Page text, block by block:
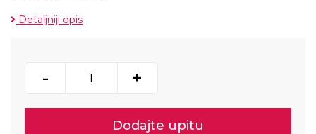
Detaljniji opis
- +
Dodajte upitu